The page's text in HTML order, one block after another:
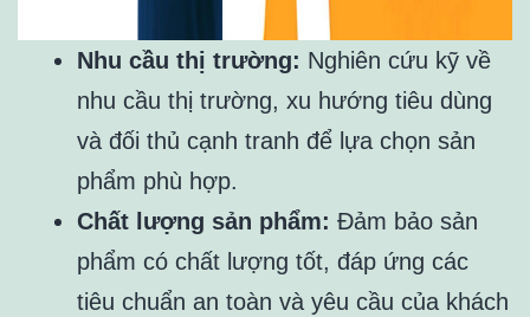
Nhu cầu thị trường: Nghiên cứu kỹ về
nhu cầu thị trường, xu hướng tiêu dùng
và đối thủ cạnh tranh để lựa chọn sản
phẩm phù hợp.
Chất lượng sản phẩm: Đảm bảo sản
phẩm có chất lượng tốt, đáp ứng các
tiêu chuẩn an toàn và yêu cầu của khách